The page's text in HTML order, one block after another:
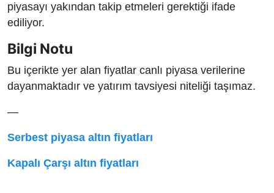
piyasayı yakından takip etmeleri gerektiği ifade
ediliyor.
Bilgi Notu
Bu içerikte yer alan fiyatlar canlı piyasa verilerine
dayanmaktadır ve yatırım tavsiyesi niteliği taşımaz.
—
Serbest piyasa altın fiyatları
Kapalı Çarşı altın fiyatları